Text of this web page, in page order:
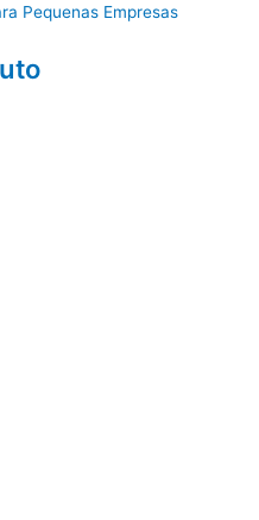
Pequenas Empresas